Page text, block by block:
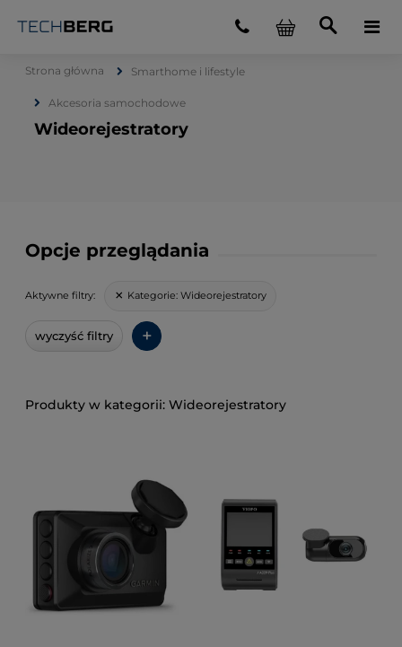
Strona główna Smarthome i lifestyle
Akcesoria samochodowe
Wideorejestratory
Opcje przeglądania
Aktywne filtry: Kategorie: Wideorejestratory
wyczyść filtry +
Wideorejestratory